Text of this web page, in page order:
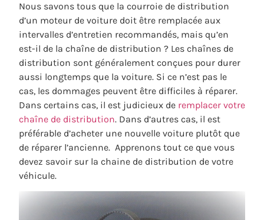
Nous savons tous que la courroie de distribution
d’un moteur de voiture doit être remplacée aux
intervalles d’entretien recommandés, mais qu’en
est-il de la chaîne de distribution ? Les chaînes de
distribution sont généralement conçues pour durer
aussi longtemps que la voiture. Si ce n’est pas le
cas, les dommages peuvent être difficiles à réparer.
Dans certains cas, il est judicieux de remplacer votre
chaîne de distribution. Dans d’autres cas, il est
préférable d’acheter une nouvelle voiture plutôt que
de réparer l’ancienne. Apprenons tout ce que vous
devez savoir sur la chaine de distribution de votre
véhicule.